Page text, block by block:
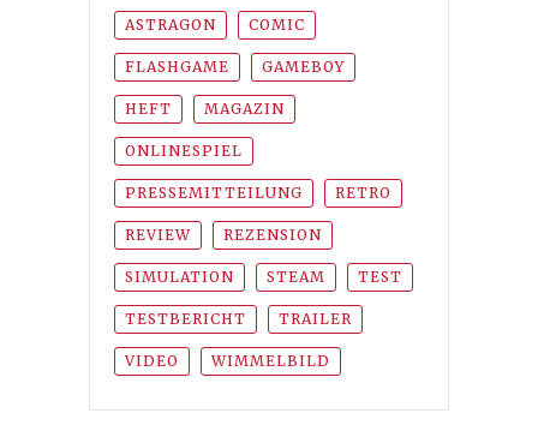
ASTRAGON COMIC
FLASHGAME GAMEBOY
HEFT MAGAZIN
ONLINESPIEL
PRESSEMITTEILUNG RETRO
REVIEW REZENSION
SIMULATION STEAM TEST
TESTBERICHT TRAILER
VIDEO WIMMELBILD